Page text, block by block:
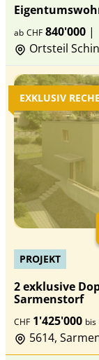
ab CHF 840'000 |
Ortsteil
EXKLUSIV
PROJEKT
2 exklusive
Sarmenstorf
CHF 1'425'000 bis
5614,